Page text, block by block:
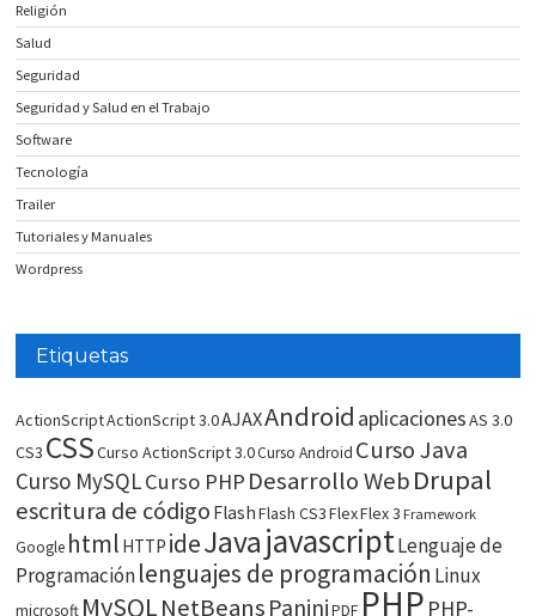
Religión
Salud
Seguridad
Seguridad y Salud en el Trabajo
Software
Tecnología
Trailer
Tutoriales y Manuales
Wordpress
Etiquetas
ActionScriptActionScript 3.0AJAXAndroid aplicacionesAS 3.0
CS3 CSSCurso ActionScript 3.0Curso Android Curso Java
Curso MySQLCurso PHP Desarrollo WebDrupal
escritura de código FlashFlash CS3FlexFlex 3 Framework
Google html HTTP ideJavajavascriptLenguaje de
Programaciónlenguajes de programación Linux
microsoft MySQLNetBeans Panini PDF PHP PHP-